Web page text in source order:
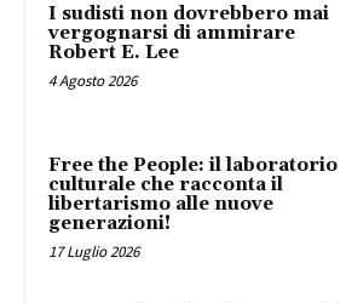
I sudisti non dovrebbero mai
vergognarsi di ammirare
Robert E. Lee
4 Agosto 2026
Free the People: il laboratorio
culturale che racconta il
libertarismo alle nuove
generazioni!
17 Luglio 2026